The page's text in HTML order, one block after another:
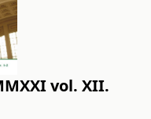
vol. XII.